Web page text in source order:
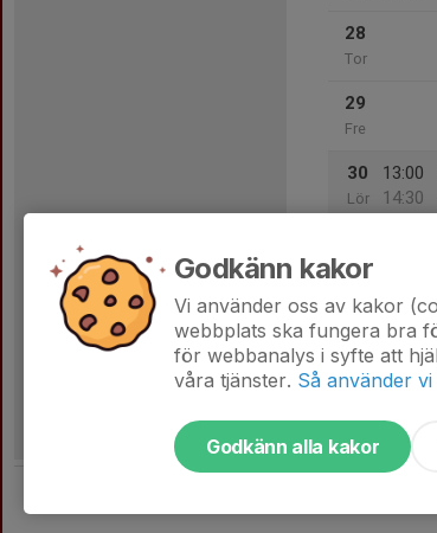
28
Tor
29
Fre
30
Lör
13:00
14:30
31
Godkänn kakor
Vi använder oss av kakor
webbplats ska fungera bra
för webbanalys i syfte att
våra tjänster. Så använder
Godkänn alla kakor